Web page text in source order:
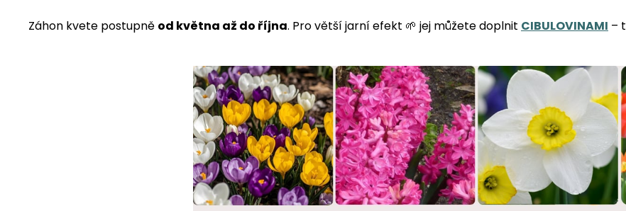
Záhon kvete postupně od května až do října. Pro větší jarní efekt 🌱 jej můžete doplnit CIBULOVINAMI –